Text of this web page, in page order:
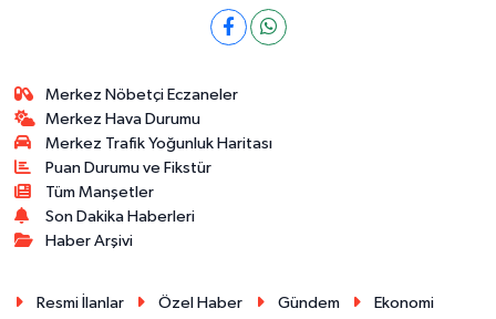
Merkez Nöbetçi Eczaneler
Merkez Hava Durumu
Merkez Trafik Yoğunluk Haritası
Puan Durumu ve Fikstür
Tüm Manşetler
Son Dakika Haberleri
Haber Arşivi
Resmi İlanlar Özel Haber Gündem
Ekonomi